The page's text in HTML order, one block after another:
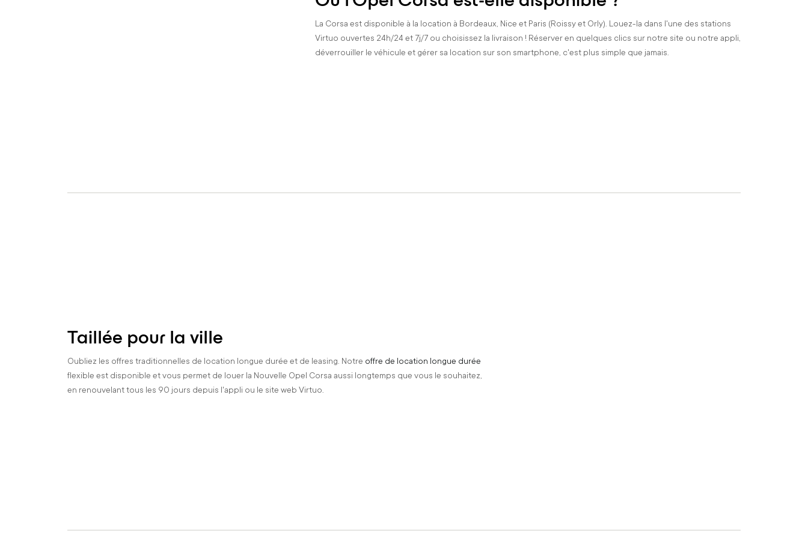
La Corsa est disponible à la location à Bordeaux, Nice et Paris (Roissy et Orly). Louez-la dans l'une des stations
Virtuo ouvertes 24h/24 et 7j/7 ou choisissez la livraison ! Réserver en quelques clics sur notre site ou notre appli,
déverrouiller le véhicule et gérer sa location sur son smartphone, c'est plus simple que jamais.
Taillée pour la ville
Oubliez les offres traditionnelles de location longue durée et de leasing. Notre offre de location longue durée
flexible est disponible et vous permet de louer la Nouvelle Opel Corsa aussi longtemps que vous le souhaitez,
en renouvelant tous les 90 jours depuis l'appli ou le site web Virtuo.